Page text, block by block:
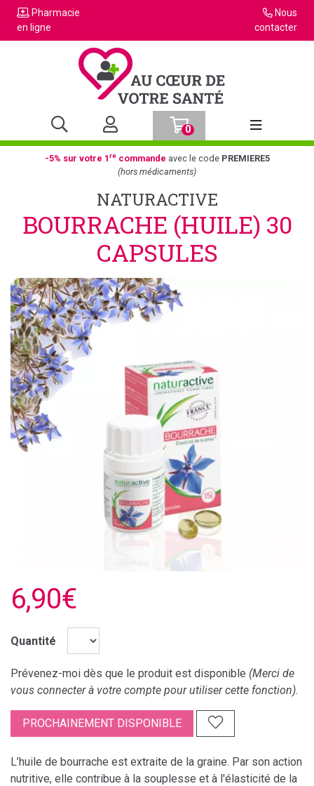
Pharmacie
en ligne
Nous
contacter
0
Afficher la
-5% sur votre 1recommande avec le code PREMIERE5
(hors médicaments)
NATURACTIVE
BOURRACHE (HUILE) 30
CAPSULES
6,90€
Quantité
Prévenez-moi dès que le produit est disponible (Merci de
vous connecter à votre compte pour utiliser cette fonction).
PROCHAINEMENT DISPONIBLE
L’huile de bourrache est extraite de la graine. Par son action
nutritive, elle contribue à la souplesse et à l'élasticité de la